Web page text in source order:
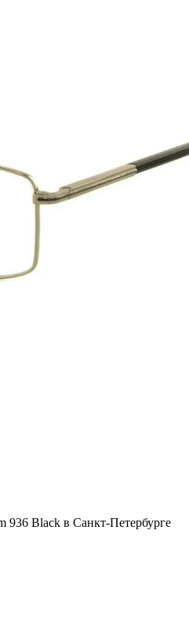
936 Black в Санкт-Петербурге